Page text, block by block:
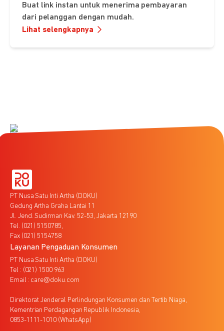
Buat link instan untuk menerima pembayaran
dari pelanggan dengan mudah.
Lihat selengkapnya
PT Nusa Satu Inti Artha (DOKU)
Gedung Artha Graha Lantai 11
Jl. Jend. Sudirman Kav. 52-53, Jakarta 12190
Tel. (021) 5150785,
Fax (021) 5154758
Layanan Pengaduan Konsumen
PT Nusa Satu Inti Artha (DOKU)
Tel : (021) 1500 963
Email : care@doku.com
Direktorat Jenderal Perlindungan Konsumen dan Tertib Niaga,
Kementrian Perdagangan Republik Indonesia,
0853-1111-1010 (WhatsApp)